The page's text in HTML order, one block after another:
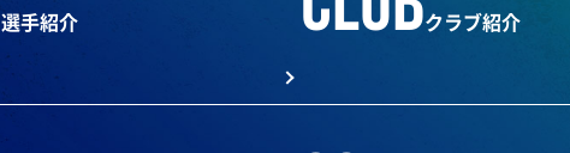
選手紹介 クラブ紹介